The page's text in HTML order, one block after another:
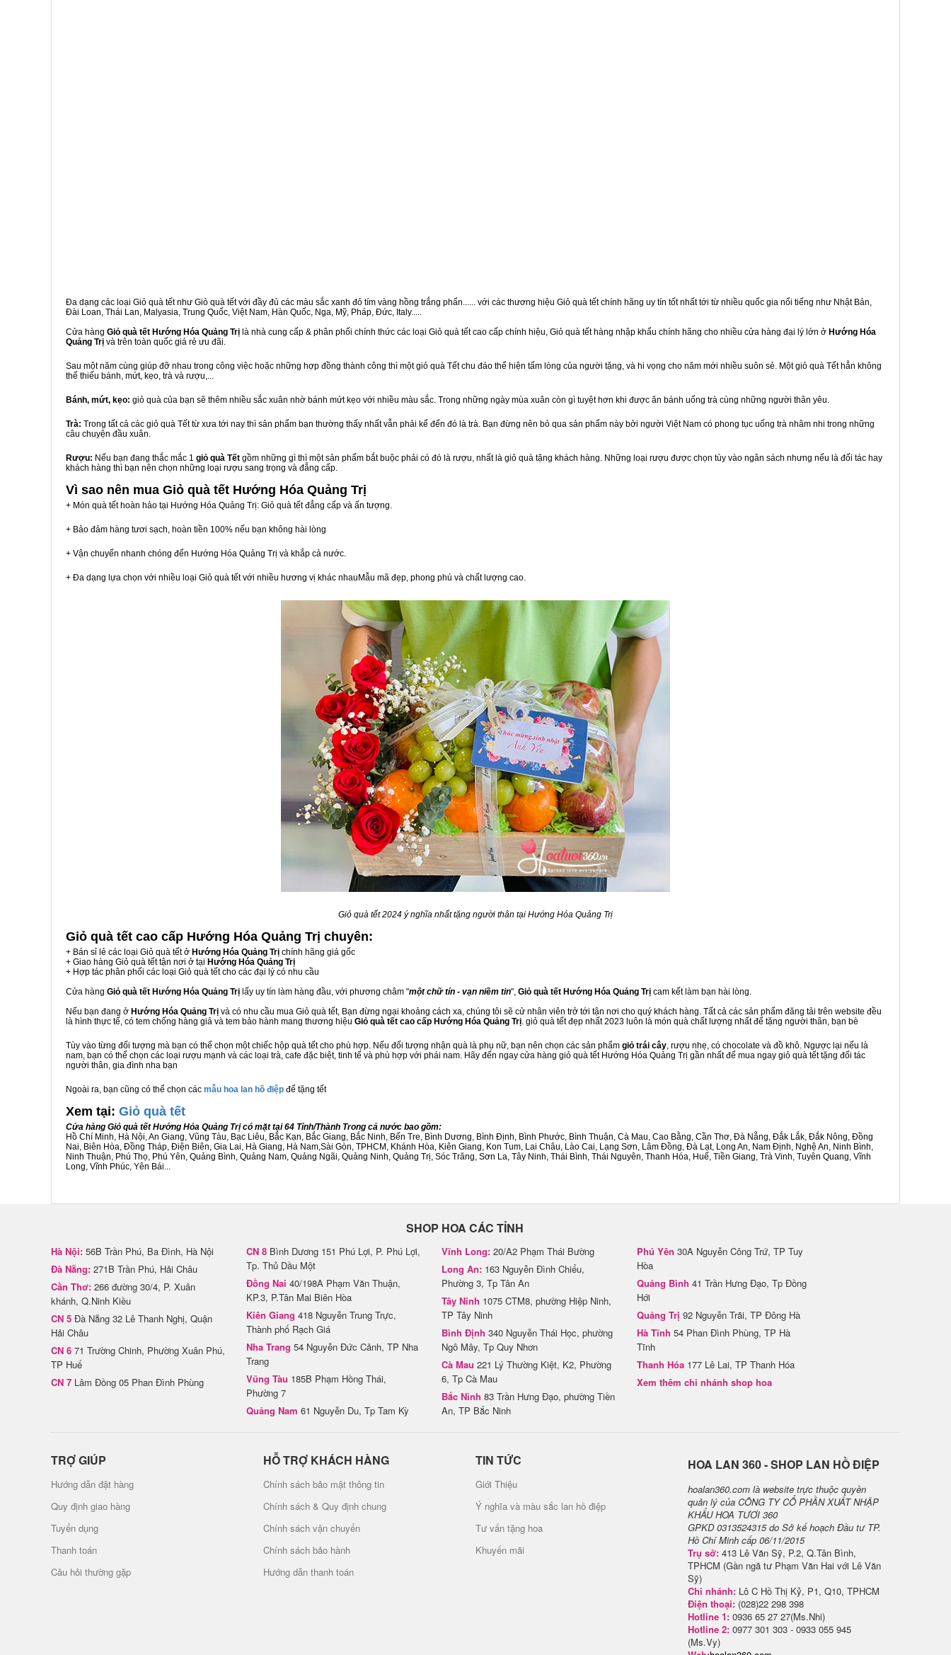
Đa dạng các loại Giỏ quà tết như Giỏ quà tết với đầy đủ các màu sắc xanh đỏ tím vàng hồng trắng phấn...... với các thương hiệu Giỏ quà tết chính hãng uy tín tốt nhất tới từ nhiều quốc gia nổi tiếng như Nhật Bản,
Đài Loan, Thái Lan, Malyasia, Trung Quốc, Việt Nam, Hàn Quốc, Nga, Mỹ, Pháp, Đức, Italy.....
Cửa hàng Giỏ quà tết Hướng Hóa Quảng Trị là nhà cung cấp & phân phối chính thức các loại Giỏ quà tết cao cấp chính hiệu, Giỏ quà tết hàng nhập khẩu chính hãng cho nhiều cửa hàng đại lý lớn ở Hướng Hóa
Quảng Trị và trên toàn quốc giá rẻ ưu đãi.
Sau một năm cùng giúp đỡ nhau trong công việc hoặc những hợp đồng thành công thì một giỏ quà Tết chu đáo thể hiện tấm lòng của người tặng, và hi vọng cho năm mới nhiều suôn sẻ. Một giỏ quà Tết hẳn không
thể thiếu bánh, mứt, kẹo, trà và rượu,...
Bánh, mứt, kẹo: giỏ quà của bạn sẽ thêm nhiều sắc xuân nhờ bánh mứt kẹo với nhiều màu sắc. Trong những ngày mùa xuân còn gì tuyệt hơn khi được ăn bánh uống trà cùng những người thân yêu.
Trà: Trong tất cả các giỏ quà Tết từ xưa tới nay thì sản phẩm bạn thường thấy nhất vẫn phải kể đến đó là trà. Bạn đừng nên bỏ qua sản phẩm này bởi người Việt Nam có phong tục uống trà nhâm nhi trong những
câu chuyện đầu xuân.
Rượu: Nếu bạn đang thắc mắc 1 giỏ quà Tết gồm những gì thì một sản phẩm bắt buộc phải có đó là rượu, nhất là giỏ quà tặng khách hàng. Những loại rượu được chọn tùy vào ngân sách nhưng nếu là đối tác hay
khách hàng thì bạn nên chọn những loại rượu sang trọng và đẳng cấp.
Vì sao nên mua Giỏ quà tết Hướng Hóa Quảng Trị
+ Món quà tết hoàn hảo tại Hướng Hóa Quảng Trị: Giỏ quà tết đẳng cấp và ấn tượng.
+ Bảo đảm hàng tươi sạch, hoàn tiền 100% nếu bạn không hài lòng
+ Vận chuyển nhanh chóng đến Hướng Hóa Quảng Trị và khắp cả nước.
+ Đa dạng lựa chọn với nhiều loại Giỏ quà tết với nhiều hương vị khác nhauMẫu mã đẹp, phong phú và chất lượng cao.
Giỏ quà tết 2024 ý nghĩa nhất tặng người thân tại Hướng Hóa Quảng Trị
Giỏ quà tết cao cấp Hướng Hóa Quảng Trị chuyên:
+ Bán sỉ lẻ các loại Giỏ quà tết ở Hướng Hóa Quảng Trị chính hãng giá gốc
+ Giao hàng Giỏ quà tết tận nơi ở tại Hướng Hóa Quảng Trị
+ Hợp tác phân phối các loại Giỏ quà tết cho các đại lý có nhu cầu
Cửa hàng Giỏ quà tết Hướng Hóa Quảng Trị lấy uy tín làm hàng đầu, với phương châm "một chữ tín - vạn niềm tin", Giỏ quà tết Hướng Hóa Quảng Trị cam kết làm bạn hài lòng.
Nếu bạn đang ở Hướng Hóa Quảng Trị và có nhu cầu mua Giỏ quà tết, Bạn đừng ngại khoảng cách xa, chúng tôi sẽ cử nhân viên trở tới tận nơi cho quý khách hàng. Tất cả các sản phẩm đăng tải trên website đều
là hình thực tế, có tem chống hàng giả và tem bảo hành mang thương hiệu Giỏ quà tết cao cấp Hướng Hóa Quảng Trị. giỏ quà tết đẹp nhất 2023 luôn là món quà chất lượng nhất để tặng người thân, bạn bè
Tùy vào từng đối tượng mà bạn có thể chọn một chiếc hộp quà tết cho phù hợp. Nếu đối tượng nhận quà là phụ nữ, bạn nên chọn các sản phẩm giỏ trái cây, rượu nhẹ, có chocolate và đồ khô. Ngược lại nếu là
nam, bạn có thể chọn các loại rượu mạnh và các loại trà, cafe đặc biệt, tinh tế và phù hợp với phái nam. Hãy đến ngay cửa hàng giỏ quà tết Hướng Hóa Quảng Trị gần nhất để mua ngay giỏ quà tết tặng đối tác
người thân, gia đình nha bạn
Ngoài ra, bạn cũng có thể chọn các mẫu hoa lan hồ điệp để tặng tết
Xem tại: Giỏ quà tết
Cửa hàng Giỏ quà tết Hướng Hóa Quảng Trị có mặt tại 64 Tỉnh/Thành Trong cả nước bao gồm:
Hồ Chí Minh, Hà Nội, An Giang, Vũng Tàu, Bạc Liêu, Bắc Kạn, Bắc Giang, Bắc Ninh, Bến Tre, Bình Dương, Bình Định, Bình Phước, Bình Thuận, Cà Mau, Cao Bằng, Cần Thơ, Đà Nẵng, Đắk Lắk, Đắk Nông, Đồng
Nai, Biên Hòa, Đồng Tháp, Điện Biên, Gia Lai, Hà Giang, Hà Nam,Sài Gòn, TPHCM, Khánh Hòa, Kiên Giang, Kon Tum, Lai Châu, Lào Cai, Lạng Sơn, Lâm Đồng, Đà Lạt, Long An, Nam Định, Nghệ An, Ninh Bình,
Ninh Thuận, Phú Thọ, Phú Yên, Quảng Bình, Quảng Nam, Quảng Ngãi, Quảng Ninh, Quảng Trị, Sóc Trăng, Sơn La, Tây Ninh, Thái Bình, Thái Nguyên, Thanh Hóa, Huế, Tiền Giang, Trà Vinh, Tuyên Quang, Vĩnh
Long, Vĩnh Phúc, Yên Bái...
SHOP HOA CÁC TỈNH
Hà Nội: 56B Trần Phú, Ba Đình, Hà Nội
Đà Nẵng: 271B Trần Phú, Hải Châu
Cần Thơ: 266 đường 30/4, P. Xuân
khánh, Q.Ninh Kiều
CN 5 Đà Nẵng 32 Lê Thanh Nghị, Quận
Hải Châu
CN 6 71 Trường Chinh, Phường Xuân Phú,
TP Huế
CN 7 Lâm Đồng 05 Phan Đình Phùng
CN 8 Bình Dương 151 Phú Lợi, P. Phú Lợi,
Tp. Thủ Dầu Một
Đồng Nai 40/198A Phạm Văn Thuận,
KP.3, P.Tân Mai Biên Hòa
Kiên Giang 418 Nguyễn Trung Trực,
Thành phố Rạch Giá
Nha Trang 54 Nguyễn Đức Cảnh, TP Nha
Trang
Vũng Tàu 185B Phạm Hồng Thái,
Phường 7
Quảng Nam 61 Nguyễn Du, Tp Tam Kỳ
Vĩnh Long: 20/A2 Phạm Thái Bường
Long An: 163 Nguyễn Đình Chiểu,
Phường 3, Tp Tân An
Tây Ninh 1075 CTM8, phường Hiệp Ninh,
TP Tây Ninh
Bình Định 340 Nguyễn Thái Học, phường
Ngô Mây, Tp Quy Nhơn
Cà Mau 221 Lý Thường Kiệt, K2, Phường
6, Tp Cà Mau
Bắc Ninh 83 Trần Hưng Đạo, phường Tiền
An, TP Bắc Ninh
Phú Yên 30A Nguyễn Công Trứ, TP Tuy
Hòa
Quảng Bình 41 Trần Hưng Đạo, Tp Đồng
Hới
Quảng Trị 92 Nguyễn Trãi, TP Đông Hà
Hà Tĩnh 54 Phan Đình Phùng, TP Hà
Tĩnh
Thanh Hóa 177 Lê Lai, TP Thanh Hóa
Xem thêm chi nhánh shop hoa
TRỢ GIÚP
Hướng dẫn đặt hàng
Quy định giao hàng
Tuyển dụng
Thanh toán
Câu hỏi thường gặp
HỖ TRỢ KHÁCH HÀNG
Chính sách bảo mật thông tin
Chính sách & Quy định chung
Chính sách vận chuyển
Chính sách bảo hành
Hướng dẫn thanh toán
TIN TỨC
Giới Thiệu
Ý nghĩa và màu sắc lan hồ điệp
Tư vấn tặng hoa
Khuyến mãi
H​OA LAN 360 - SHOP LAN HỒ ĐIỆP
hoalan360.com là website trực thuộc quyền
quản lý của CÔNG TY CỔ PHẦN XUẤT NHẬP
KHẨU HOA TƯƠI 360
GPKD 0313524315 do Sở kế hoạch Đầu tư TP.
Hồ Chí Minh cấp 06/11/2015
Trụ sở: 413 Lê Văn Sỹ, P.2, Q.Tân Bình,
TPHCM (Gần ngã tư Phạm Văn Hai với Lê Văn
Sỹ)
Chi nhánh: Lô C Hồ Thị Kỷ, P1, Q10, TPHCM
Điện thoại: (028)22 298 398
Hotline 1: 0936 65 27 27(Ms.Nhi)
Hotline 2: 0977 301 303 - 0933 055 945
(Ms.Vy)